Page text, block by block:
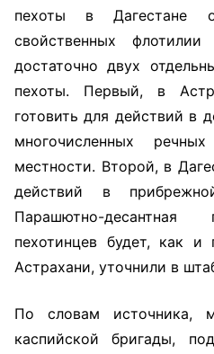
пехоты в Дагестане
свойственных
достаточно двух
пехоты. Первый, в
готовить для действий в
многочисленных
местности. Второй, в
действий в
Парашютно-десантная
пехотинцев будет, как и
Астрахани, уточнили в
По словам источника,
каспийской бригады,